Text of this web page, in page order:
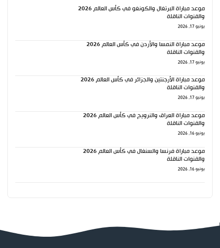
موعد مباراة البرتغال والكونغو في كأس العالم 2026
والقنوات الناقلة
يونيو 17, 2026
موعد مباراة النمسا والأردن في كأس العالم 2026
والقنوات الناقلة
يونيو 17, 2026
موعد مباراة الأرجنتين والجزائر في كأس العالم 2026
والقنوات الناقلة
يونيو 17, 2026
موعد مباراة العراق والنرويج في كأس العالم 2026
والقنوات الناقلة
يونيو 16, 2026
موعد مباراة فرنسا والسنغال في كأس العالم 2026
والقنوات الناقلة
يونيو 16, 2026